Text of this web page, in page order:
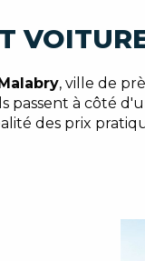
, ville de
passent à côté
des prix